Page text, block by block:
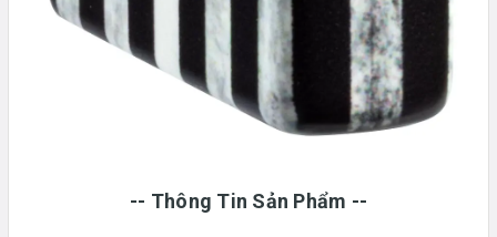
-- Thông Tin Sản Phẩm --